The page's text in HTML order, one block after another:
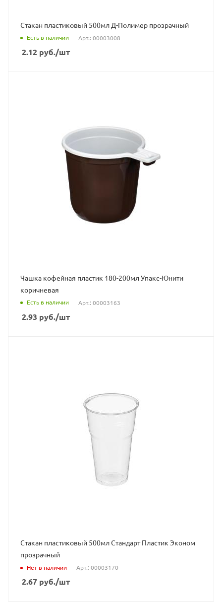
Стакан пластиковый 500мл Д-Полимер прозрачный
Есть в наличии Арт.: 00003008
2.12 руб./шт
Чашка кофейная пластик 180-200мл Упакс-Юнити
коричневая
Есть в наличии Арт.: 00003163
2.93 руб./шт
Стакан пластиковый 500мл Стандарт Пластик Эконом
прозрачный
Нет в наличии Арт.: 00003170
2.67 руб./шт